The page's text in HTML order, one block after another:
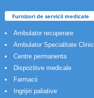
Furnizori de servicii medicale
Ambulator recuperare
Ambulator Specialitate Clinic
Centre permanenta
Dispozitive medicale
Farmacii
Ingrijiri paliative